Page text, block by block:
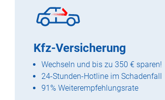
Kfz-Versicherung
Wechseln und bis zu 350 € sparen!
24-Stunden-Hotline im Schadenfall
91% Weiterempfehlungsrate